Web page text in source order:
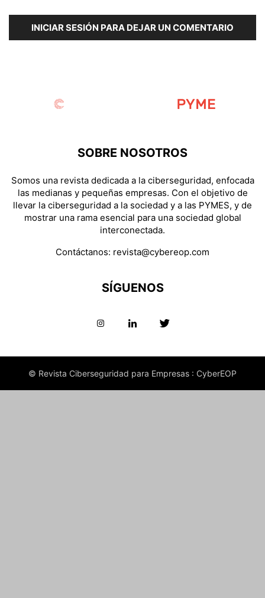
INICIAR SESIÓN PARA DEJAR UN COMENTARIO
SOBRE NOSOTROS
Somos una revista dedicada a la ciberseguridad, enfocada
las medianas y pequeñas empresas. Con el objetivo de
llevar la ciberseguridad a la sociedad y a las PYMES, y de
mostrar una rama esencial para una sociedad global
interconectada.
Contáctanos: revista@cybereop.com
SÍGUENOS
© Revista Ciberseguridad para Empresas : CyberEOP